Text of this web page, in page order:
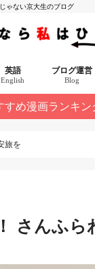
ゃない京大生のブログ
英語
English
ブログ運営
Blog
すめ漫画ランキ
旅を
さんふら